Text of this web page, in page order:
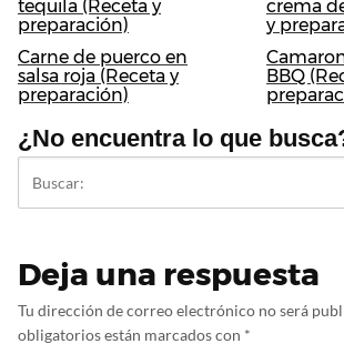
tequila (Receta y
preparación)
crema
y
Carne de puerco en
salsa roja (Receta y
preparación)
BBQ
¿No encuentra lo que
Deja una respuesta
Tu dirección de correo electrónico no será
obligatorios están marcados con *